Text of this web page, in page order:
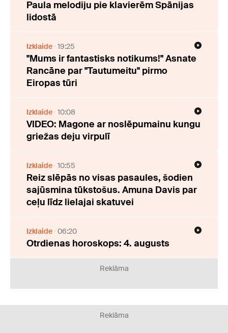
Paula melodiju pie klavierēm Spānijas
lidostā
Izklaide 19:25
"Mums ir fantastisks notikums!" Asnate
Rancāne par "Tautumeitu" pirmo
Eiropas tūri
Izklaide 10:08
VIDEO: Magone ar noslēpumainu kungu
griežas deju virpulī
Izklaide 10:55
Reiz slēpās no visas pasaules, šodien
sajūsmina tūkstošus. Amuna Davis par
ceļu līdz lielajai skatuvei
Izklaide 06:20
Otrdienas horoskops: 4. augusts
Reklāma
Reklāma